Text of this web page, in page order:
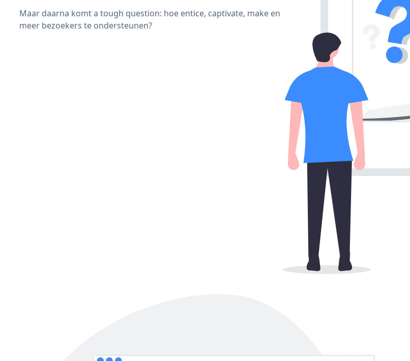
Maar daarna komt a tough question: hoe entice, captivate, make en
meer bezoekers te ondersteunen?